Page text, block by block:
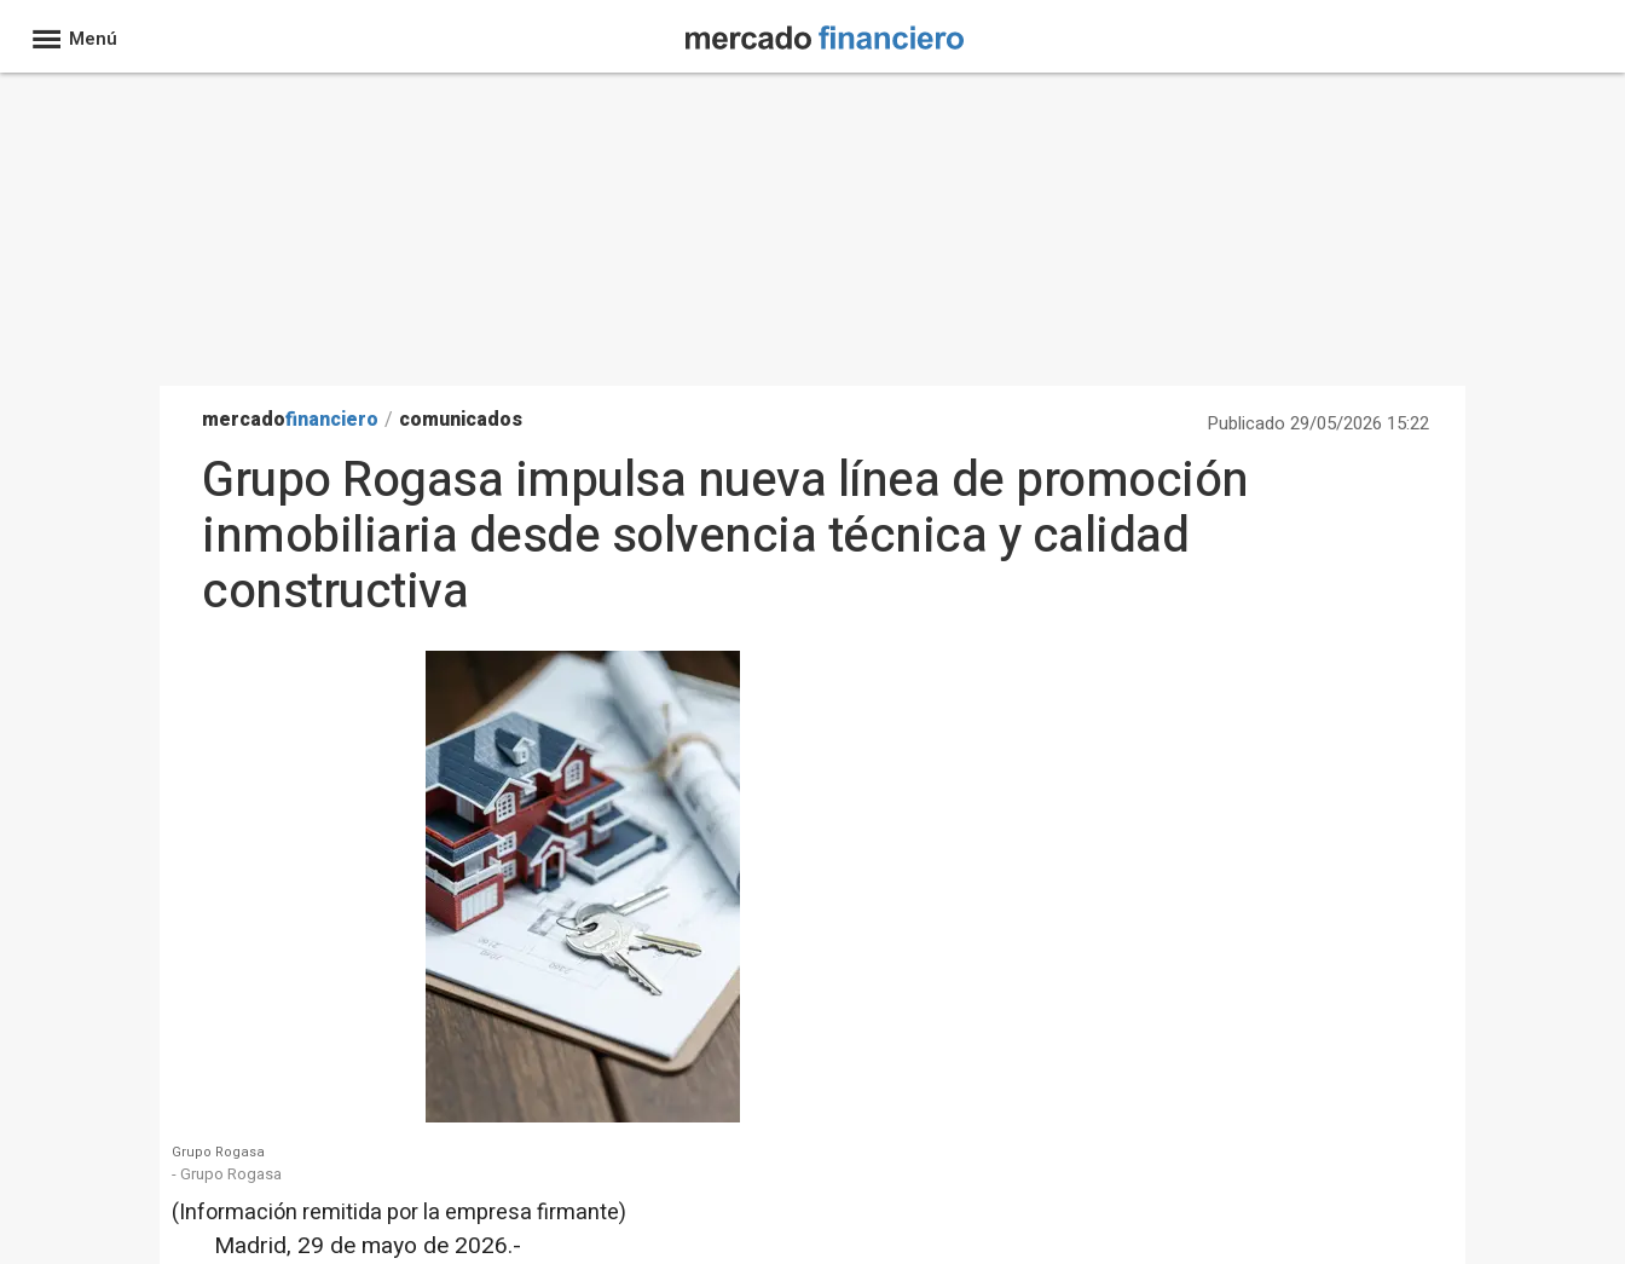
Menú
mercadofinanciero / comunicados Publicado 29/05/2026 15:22
Grupo Rogasa impulsa nueva línea de promoción
inmobiliaria desde solvencia técnica y calidad
constructiva
Grupo Rogasa
- Grupo Rogasa
(Información remitida por la empresa firmante)
Madrid, 29 de mayo de 2026.-